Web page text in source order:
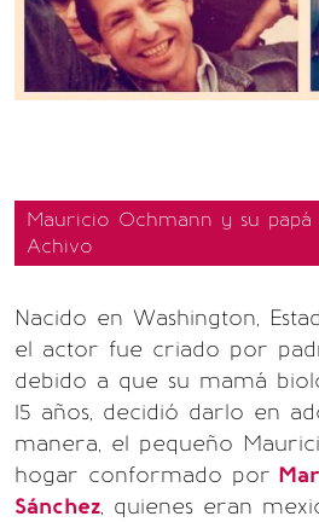
Mauricio Ochmann y su
Achivo
Nacido en Washington,
el actor fue criado por
debido a que su mamá
15 años, decidió darlo en
manera, el pequeño
hogar conformado por
Sánchez, quienes eran